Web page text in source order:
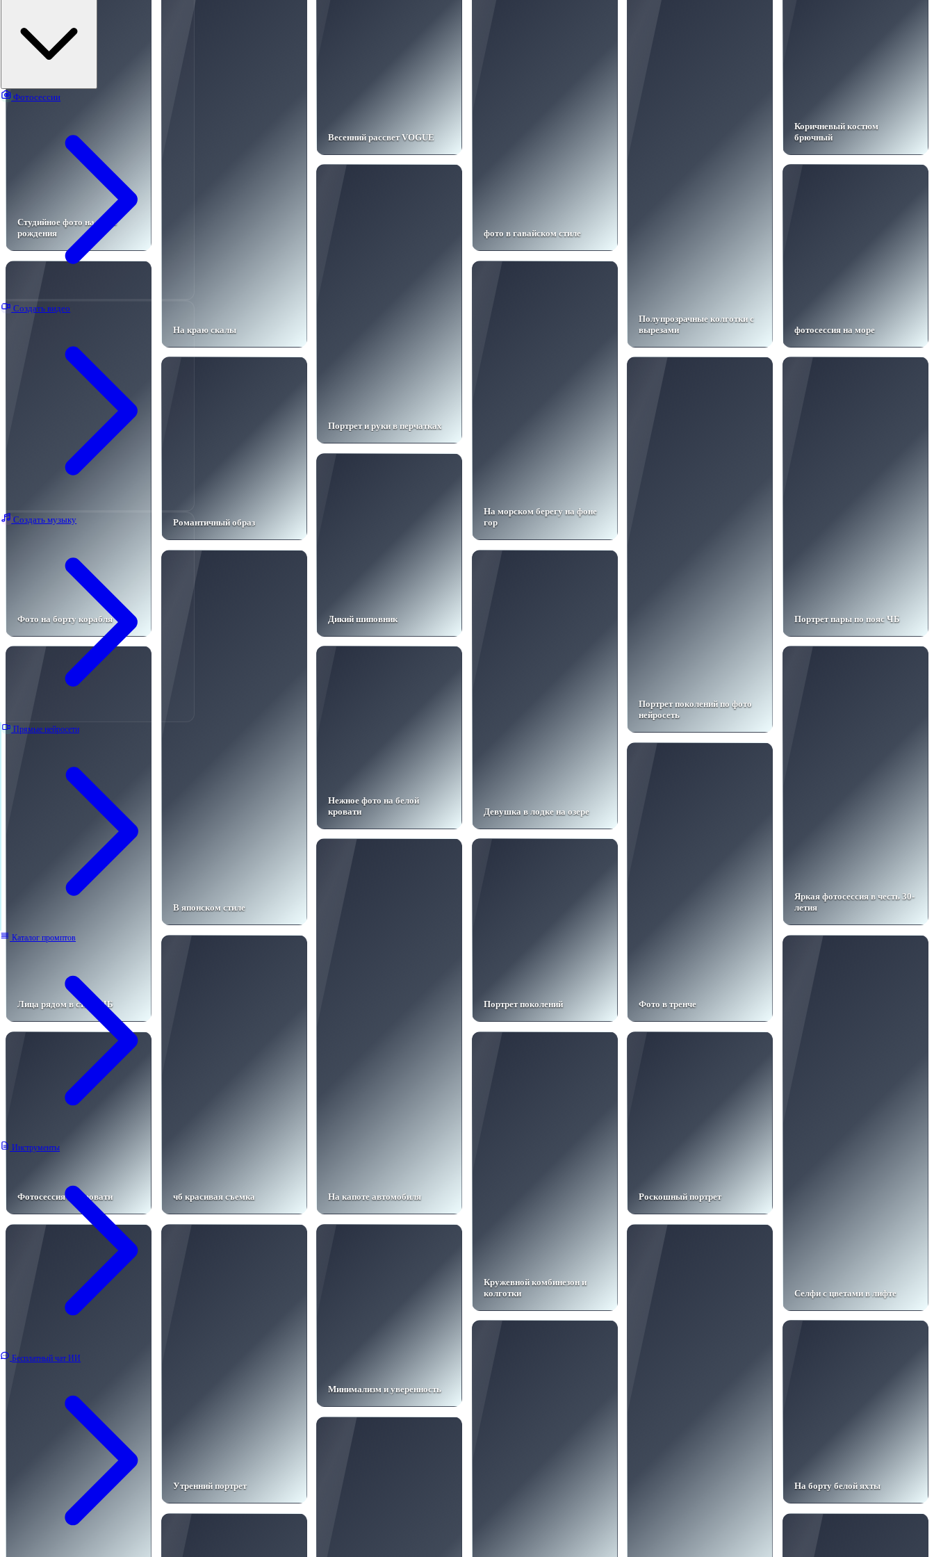
Фотосессии
Создать видео
Создать музыку
Прямые нейросети
Каталог промптов
Инструменты
Бесплатный чат ИИ
Студийное фото на День
рождения
На краю скалы
Весенний рассвет VOGUE
фото в гавайском стиле
Полупрозрачные колготки с
вырезами
Коричневый костюм
брючный
Портрет и руки в перчатках
фотосессия на море
Фото на борту корабля
На морском берегу на фоне
гор
Романтичный образ
Портрет поколений по фото
нейросеть
Портрет пары по пояс ЧБ
Дикий шиповник
В японском стиле
Девушка в лодке на озере
Лица рядом в стиле ЧБ
Нежное фото на белой
кровати
Яркая фотосессия в честь 30-
летия
Фото в тренче
На капоте автомобиля
Портрет поколений
чб красивая съемка
Селфи с цветами в лифте
Фотосессия на кровати
Кружевной комбинезон и
колготки
Роскошный портрет
Утренний портрет
Минимализм и уверенность
На борту белой яхты